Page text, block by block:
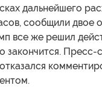
дальнейшего
сообщили двое
все же решил
закончится. Пресс-